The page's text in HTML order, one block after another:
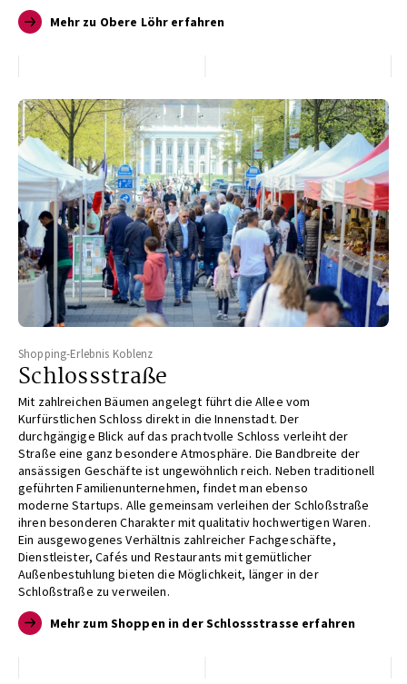
Mehr zu Obere Löhr erfahren
Shopping-Erlebnis Koblenz
Schlossstraße
Mit zahlreichen Bäumen angelegt führtdie Allee vom
Kurfürstlichen Schlossdirekt in die Innenstadt. Der
durchgängige Blick auf das prachtvolle Schloss verleiht der
Straße eine ganz besondere Atmosphäre. Die Bandbreite der
ansässigen Geschäfte ist ungewöhnlich reich. Neben traditionell
geführten Familienunternehmen,findet man ebenso
moderneStartups. Alle gemeinsam verleihen der Schloßstraße
ihren besonderen Charaktermit qualitativ hochwertigen Waren.
Ein ausgewogenes Verhältnis zahlreicher Fachgeschäfte,
Dienstleister, Cafés und Restaurants mit gemütlicher
Außenbestuhlungbieten die Möglichkeit, länger inder
Schloßstraße zu verweilen.
Mehr zum Shoppen in der Schlossstrasse erfahren